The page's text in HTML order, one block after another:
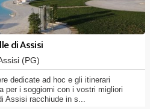
di Assisi
(PG)
dedicate ad hoc e gli itinerari
per i soggiorni con i vostri migliori
Assisi racchiude in s...